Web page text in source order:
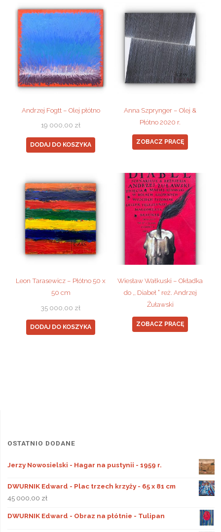
Andrzej Fogtt – Olej płótno
19 000,00 zł
DODAJ DO KOSZYKA
Anna Szprynger – Olej &
Płótno 2020 r.
ZOBACZ PRACĘ
Leon Tarasewicz – Płótno 50 x
50 cm
35 000,00 zł
DODAJ DO KOSZYKA
Wiesław Wałkuski – Okładka
do ,, Diabeł ” reż. Andrzej
Żuławski
ZOBACZ PRACĘ
OSTATNIO DODANE
Jerzy Nowosielski - Hagar na pustynii - 1959 r.
DWURNIK Edward - Plac trzech krzyży - 65 x 81 cm
45 000,00 zł
DWURNIK Edward - Obraz na płótnie - Tulipan